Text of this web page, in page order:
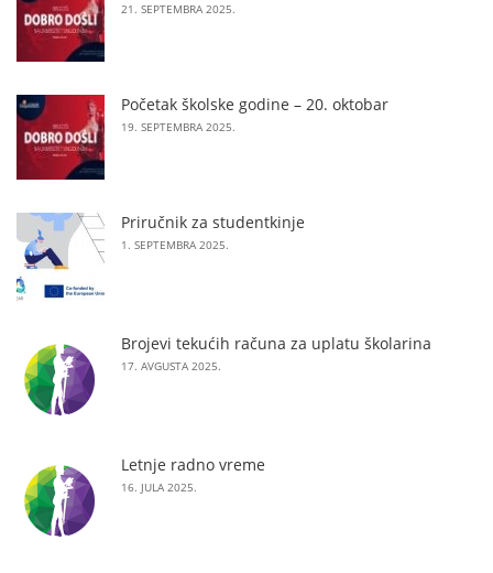
21. SEPTEMBRA 2025.
Početak školske godine – 20. oktobar
19. SEPTEMBRA 2025.
Priručnik za studentkinje
1. SEPTEMBRA 2025.
Brojevi tekućih računa za uplatu školarina
17. AVGUSTA 2025.
Letnje radno vreme
16. JULA 2025.